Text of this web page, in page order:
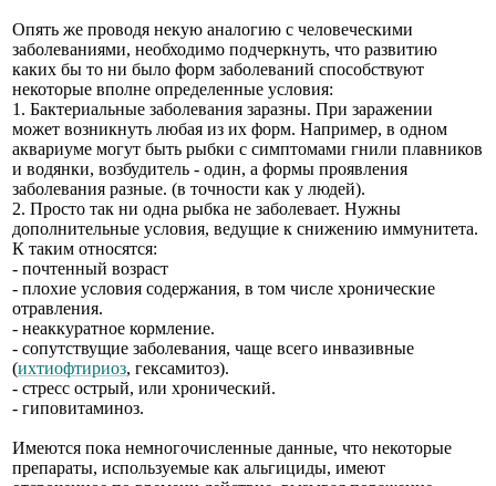
Опять же проводя некую аналогию с человеческими
заболеваниями, необходимо подчеркнуть, что развитию
каких бы то ни было форм заболеваний способствуют
некоторые вполне определенные условия:
1. Бактериальные заболевания заразны. При заражении
может возникнуть любая из их форм. Например, в одном
аквариуме могут быть рыбки с симптомами гнили плавников
и водянки, возбудитель - один, а формы проявления
заболевания разные. (в точности как у людей).
2. Просто так ни одна рыбка не заболевает. Нужны
дополнительные условия, ведущие к снижению иммунитета.
К таким относятся:
- почтенный возраст
- плохие условия содержания, в том числе хронические
отравления.
- неаккуратное кормление.
- сопутствущие заболевания, чаще всего инвазивные
(ихтиофтириоз, гексамитоз).
- стресс острый, или хронический.
- гиповитаминоз.
Имеются пока немногочисленные данные, что некоторые
препараты, используемые как альгициды, имеют